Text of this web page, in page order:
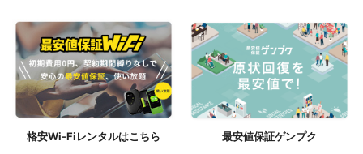
格安Wi-Fiレンタルはこちら 最安値保証ゲンプク